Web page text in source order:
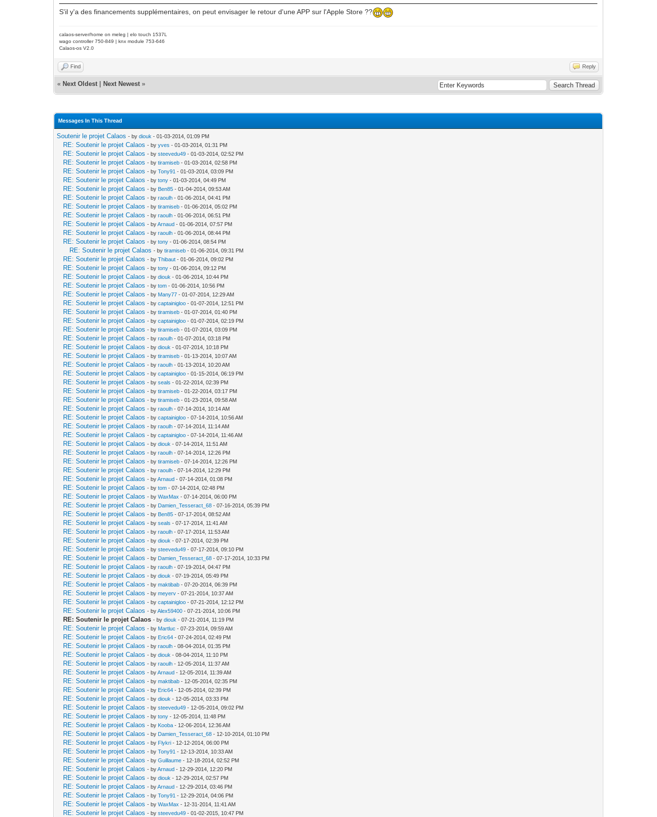
S'il y'a des financements supplémentaires, on peut envisager le retour d'une APP sur l'Apple Store ??
calaos-server/home on meleg | elo touch 1537L
wago controller 750-849 | knx module 753-646
Calaos-os V2.0
Find Reply
« Next Oldest Next Newest »
Messages In This Thread
Soutenir le projet Calaos - bydiouk - 01-03-2014, 01:09 PM
RE: Soutenir le projet Calaos - byyves - 01-03-2014, 01:31 PM
RE: Soutenir le projet Calaos - bysteevedu49 - 01-03-2014, 02:52 PM
RE: Soutenir le projet Calaos - bytiramiseb - 01-03-2014, 02:58 PM
RE: Soutenir le projet Calaos - byTony91 - 01-03-2014, 03:09 PM
RE: Soutenir le projet Calaos - bytony - 01-03-2014, 04:49 PM
RE: Soutenir le projet Calaos - by Ben85 - 01-04-2014, 09:53 AM
RE: Soutenir le projet Calaos - byraoulh - 01-06-2014, 04:41 PM
RE: Soutenir le projet Calaos - bytiramiseb - 01-06-2014, 05:02 PM
RE: Soutenir le projet Calaos - byraoulh - 01-06-2014, 06:51 PM
RE: Soutenir le projet Calaos - byArnaud - 01-06-2014, 07:57 PM
RE: Soutenir le projet Calaos - byraoulh - 01-06-2014, 08:44 PM
RE: Soutenir le projet Calaos - bytony - 01-06-2014, 08:54 PM
RE: Soutenir le projet Calaos - bytiramiseb - 01-06-2014, 09:31 PM
RE: Soutenir le projet Calaos - byThibaut - 01-06-2014, 09:02 PM
RE: Soutenir le projet Calaos - bytony - 01-06-2014, 09:12 PM
RE: Soutenir le projet Calaos - bydiouk - 01-06-2014, 10:44 PM
RE: Soutenir le projet Calaos - bytom - 01-06-2014, 10:56 PM
RE: Soutenir le projet Calaos - by Many77 - 01-07-2014, 12:29 AM
RE: Soutenir le projet Calaos - bycaptainigloo - 01-07-2014, 12:51 PM
RE: Soutenir le projet Calaos - bytiramiseb - 01-07-2014, 01:40 PM
RE: Soutenir le projet Calaos - bycaptainigloo - 01-07-2014, 02:19 PM
RE: Soutenir le projet Calaos - bytiramiseb - 01-07-2014, 03:09 PM
RE: Soutenir le projet Calaos - byraoulh - 01-07-2014, 03:18 PM
RE: Soutenir le projet Calaos - bydiouk - 01-07-2014, 10:18 PM
RE: Soutenir le projet Calaos - bytiramiseb - 01-13-2014, 10:07 AM
RE: Soutenir le projet Calaos - byraoulh - 01-13-2014, 10:20 AM
RE: Soutenir le projet Calaos - bycaptainigloo - 01-15-2014, 06:19 PM
RE: Soutenir le projet Calaos - byseals - 01-22-2014, 02:39 PM
RE: Soutenir le projet Calaos - bytiramiseb - 01-22-2014, 03:17 PM
RE: Soutenir le projet Calaos - bytiramiseb - 01-23-2014, 09:58 AM
RE: Soutenir le projet Calaos - byraoulh - 07-14-2014, 10:14 AM
RE: Soutenir le projet Calaos - bycaptainigloo - 07-14-2014, 10:56 AM
RE: Soutenir le projet Calaos - byraoulh - 07-14-2014, 11:14 AM
RE: Soutenir le projet Calaos - bycaptainigloo - 07-14-2014, 11:46 AM
RE: Soutenir le projet Calaos - bydiouk - 07-14-2014, 11:51 AM
RE: Soutenir le projet Calaos - byraoulh - 07-14-2014, 12:26 PM
RE: Soutenir le projet Calaos - bytiramiseb - 07-14-2014, 12:26 PM
RE: Soutenir le projet Calaos - byraoulh - 07-14-2014, 12:29 PM
RE: Soutenir le projet Calaos - byArnaud - 07-14-2014, 01:08 PM
RE: Soutenir le projet Calaos - bytom - 07-14-2014, 02:48 PM
RE: Soutenir le projet Calaos - byWaxMax - 07-14-2014, 06:00 PM
RE: Soutenir le projet Calaos - by Damien_Tesseract_68 - 07-16-2014, 05:39 PM
RE: Soutenir le projet Calaos - by Ben85 - 07-17-2014, 08:52 AM
RE: Soutenir le projet Calaos - byseals - 07-17-2014, 11:41 AM
RE: Soutenir le projet Calaos - byraoulh - 07-17-2014, 11:53 AM
RE: Soutenir le projet Calaos - bydiouk - 07-17-2014, 02:39 PM
RE: Soutenir le projet Calaos - bysteevedu49 - 07-17-2014, 09:10 PM
RE: Soutenir le projet Calaos - by Damien_Tesseract_68 - 07-17-2014, 10:33 PM
RE: Soutenir le projet Calaos - byraoulh - 07-19-2014, 04:47 PM
RE: Soutenir le projet Calaos - bydiouk - 07-19-2014, 05:49 PM
RE: Soutenir le projet Calaos - bymaktibab - 07-20-2014, 06:39 PM
RE: Soutenir le projet Calaos - bymeyerv - 07-21-2014, 10:37 AM
RE: Soutenir le projet Calaos - bycaptainigloo - 07-21-2014, 12:12 PM
RE: Soutenir le projet Calaos - byAlex59400 - 07-21-2014, 10:06 PM
RE: Soutenir le projet Calaos - bydiouk - 07-21-2014, 11:19 PM
RE: Soutenir le projet Calaos - by Martluc - 07-23-2014, 09:59 AM
RE: Soutenir le projet Calaos - by Eric64 - 07-24-2014, 02:49 PM
RE: Soutenir le projet Calaos - byraoulh - 08-04-2014, 01:35 PM
RE: Soutenir le projet Calaos - bydiouk - 08-04-2014, 11:10 PM
RE: Soutenir le projet Calaos - byraoulh - 12-05-2014, 11:37 AM
RE: Soutenir le projet Calaos - byArnaud - 12-05-2014, 11:39 AM
RE: Soutenir le projet Calaos - bymaktibab - 12-05-2014, 02:35 PM
RE: Soutenir le projet Calaos - by Eric64 - 12-05-2014, 02:39 PM
RE: Soutenir le projet Calaos - bydiouk - 12-05-2014, 03:33 PM
RE: Soutenir le projet Calaos - bysteevedu49 - 12-05-2014, 09:02 PM
RE: Soutenir le projet Calaos - bytony - 12-05-2014, 11:48 PM
RE: Soutenir le projet Calaos - by Kooba - 12-06-2014, 12:36 AM
RE: Soutenir le projet Calaos - by Damien_Tesseract_68 - 12-10-2014, 01:10 PM
RE: Soutenir le projet Calaos - by Flykri - 12-12-2014, 06:00 PM
RE: Soutenir le projet Calaos - byTony91 - 12-13-2014, 10:33 AM
RE: Soutenir le projet Calaos - byGuillaume - 12-18-2014, 02:52 PM
RE: Soutenir le projet Calaos - byArnaud - 12-29-2014, 12:20 PM
RE: Soutenir le projet Calaos - bydiouk - 12-29-2014, 02:57 PM
RE: Soutenir le projet Calaos - byArnaud - 12-29-2014, 03:46 PM
RE: Soutenir le projet Calaos - byTony91 - 12-29-2014, 04:06 PM
RE: Soutenir le projet Calaos - byWaxMax - 12-31-2014, 11:41 AM
RE: Soutenir le projet Calaos - bysteevedu49 - 01-02-2015, 10:47 PM